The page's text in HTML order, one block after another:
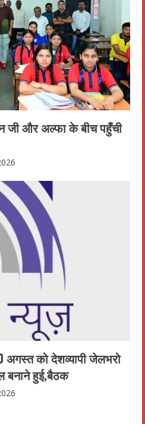
जी और अल्फा के बीच पहुँची
अगस्त को देशव्यापी जेलभरो
बनाने हुई,बैठक